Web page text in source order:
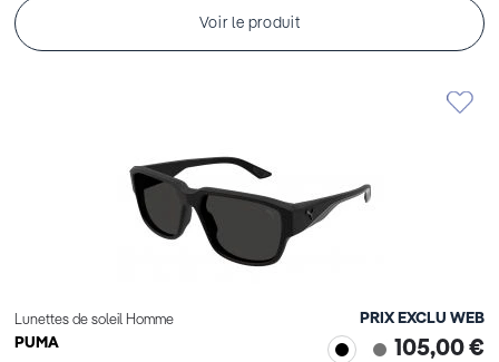
Voir le produit
Lunettes de soleil Homme
PUMA
PRIX EXCLU WEB
105,00 €